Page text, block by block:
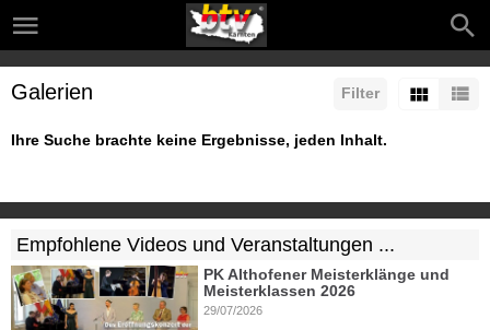
Filter
Galerien
Ihre Suche brachte keine Ergebnisse, jeden Inhalt.
Empfohlene Videos und Veranstaltungen ...
PK Althofener Meisterklänge und
Meisterklassen 2026
29/07/2026